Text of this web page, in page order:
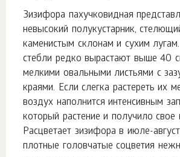
Зизифора пахучковидная
невысокий полукустарник,
каменистым склонам и сухим
стебли редко вырастают выше 40
мелкими овальными листьями с
краями. Если слегка растереть их
воздух наполнится интенсивным
который растение и получило свое
Расцветает зизифора в июле-
плотные головчатые соцветия